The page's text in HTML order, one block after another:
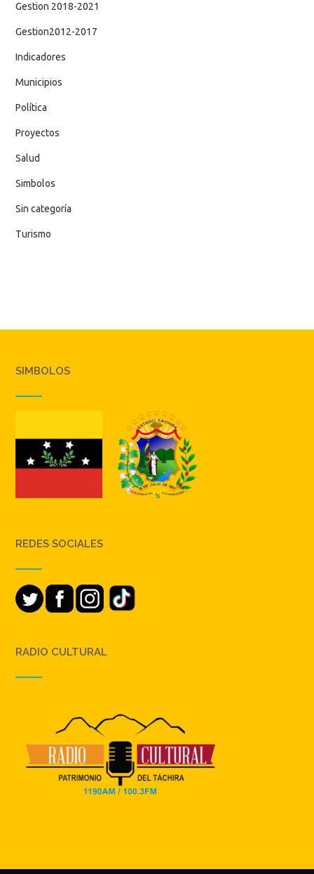
Gestion 2018-2021
Gestion2012-2017
Indicadores
Municipios
Política
Proyectos
Salud
Simbolos
Sin categoría
Turismo
SIMBOLOS
REDES SOCIALES
RADIO CULTURAL